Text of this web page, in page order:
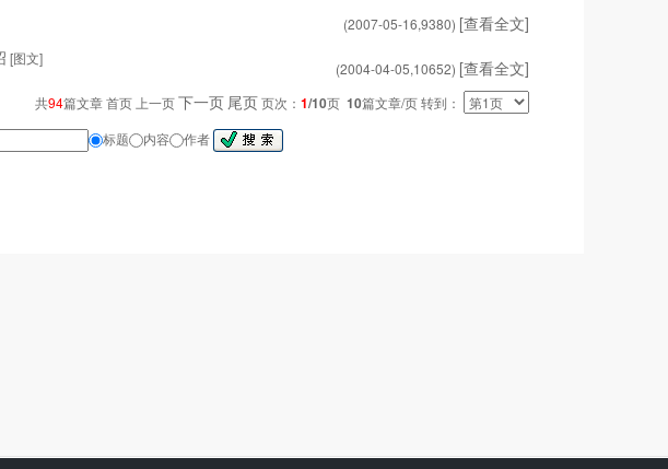
(2007-05-16,9380) [查看全文]
[图文]
(2004-04-05,10652) [查看全文]
共94篇文章 首页 上一页下一页 尾页页次： 1/10页 10篇文章/页 转到：
标题 内容 作者